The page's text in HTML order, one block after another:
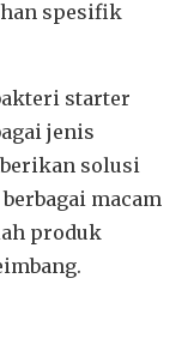
spesifik
starter
jenis
solusi
macam
produk